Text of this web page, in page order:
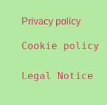
Privacy policy
Cookie policy
Legal Notice